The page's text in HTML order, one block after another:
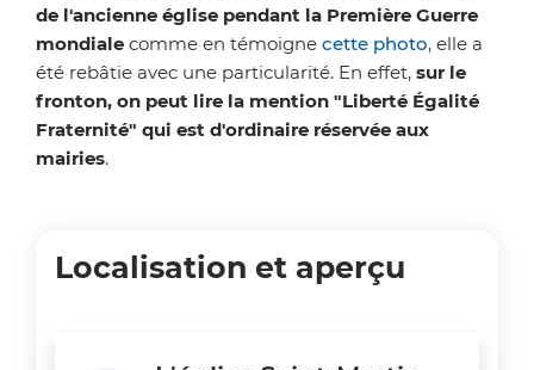
de l'ancienne église pendant la Première Guerre
mondiale comme en témoigne cette photo, elle a
été rebâtie avec une particularité. En effet, sur le
fronton, on peut lire la mention "Liberté Égalité
Fraternité" qui est d'ordinaire réservée aux
mairies.
Localisation et aperçu